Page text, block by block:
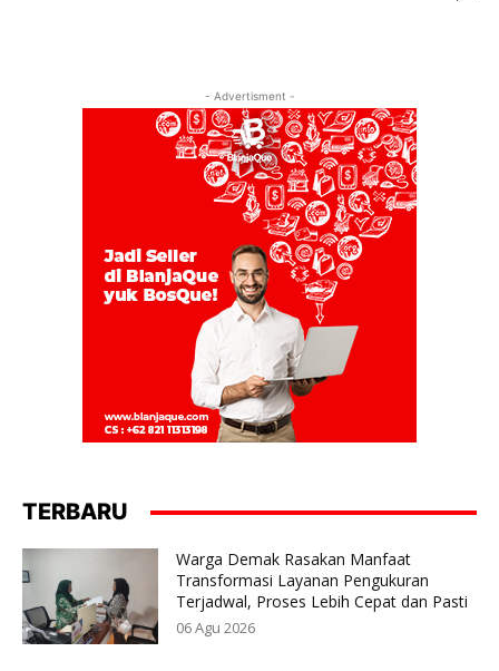
- Advertisment -
TERBARU
Warga Demak Rasakan Manfaat
Transformasi Layanan Pengukuran
Terjadwal, Proses Lebih Cepat dan Pasti
06 Agu 2026